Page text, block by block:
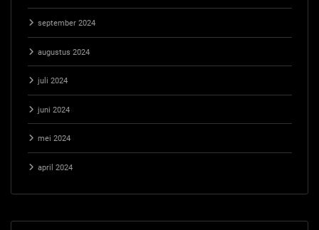
september 2024
augustus 2024
juli 2024
juni 2024
mei 2024
april 2024